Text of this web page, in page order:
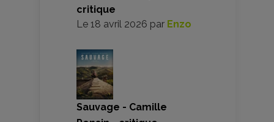
critique
Le 18 avril 2026 par Enzo
Sauvage - Camille